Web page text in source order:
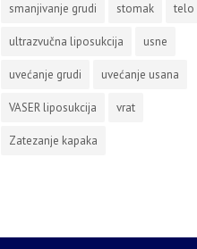
smanjivanje grudi stomak telo
ultrazvučna liposukcija usne
uvećanje grudi uvećanje usana
VASER liposukcija vrat
Zatezanje kapaka